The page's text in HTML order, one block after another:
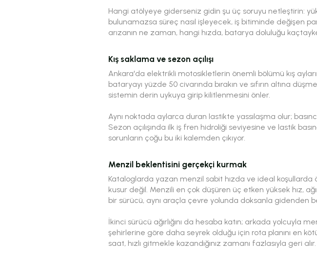
Hangi atölyeye giderseniz gidin şu üç soruyu netleştirin:
bulunamazsa süreç nasıl işleyecek, iş bitiminde değişen
arızanın ne zaman, hangi hızda, batarya doluluğu
Kış saklama ve sezon açılışı
Ankara'da elektrikli motosikletlerin önemli bölümü kış
bataryayı yüzde 50 civarında bırakın ve sıfırın altına
sistemin derin uykuya girip kilitlenmesini önler.
Aynı noktada aylarca duran lastikte yassılaşma olur;
Sezon açılışında ilk iş fren hidroliği seviyesine ve lastik
sorunların çoğu bu iki kalemden çıkıyor.
Menzil beklentisini gerçekçi kurmak
Kataloglarda yazan menzil sabit hızda ve ideal koşullarda
kusur değil. Menzili en çok düşüren üç etken yüksek hız,
bir sürücü, aynı araçla çevre yolunda doksanla gidenden
İkinci sürücü ağırlığını da hesaba katın; arkada yolcuyla
şehirlerine göre daha seyrek olduğu için rota planını en
saat, hızlı gitmekle kazandığınız zamanı fazlasıyla geri alır.